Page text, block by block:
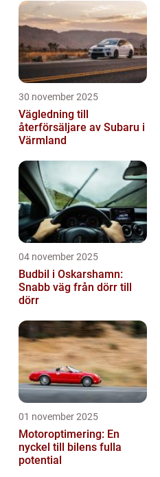
30 november 2025
Vägledning till
återförsäljare av Subaru i
Värmland
04 november 2025
Budbil i Oskarshamn:
Snabb väg från dörr till
dörr
01 november 2025
Motoroptimering: En
nyckel till bilens fulla
potential